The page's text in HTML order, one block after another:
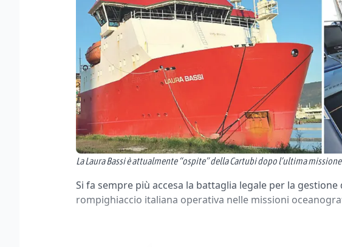
La Laura Bassi è attualmente “ospite” della Cartubi dopo l’ultima
Si fa sempre più accesa la battaglia legale per la gestione
rompighiaccio italiana operativa nelle missioni